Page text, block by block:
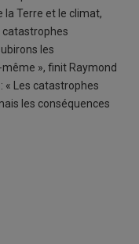
la Terre et le climat,
catastrophes
les
», finit Raymond
« Les catastrophes
les conséquences